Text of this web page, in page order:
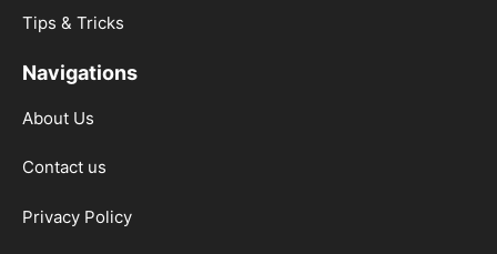
Tips & Tricks
Navigations
About Us
Contact us
Privacy Policy